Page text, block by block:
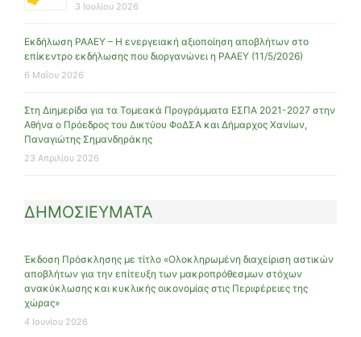
3 Ιουλίου 2026
Εκδήλωση ΡΑΑΕΥ – Η ενεργειακή αξιοποίηση αποβλήτων στο
επίκεντρο εκδήλωσης που διοργανώνει η ΡΑΑΕΥ (11/5/2026)
6 Μαΐου 2026
Στη Διημερίδα για τα Τομεακά Προγράμματα ΕΣΠΑ 2021-2027 στην
Αθήνα ο Πρόεδρος του Δικτύου ΦοΔΣΑ και Δήμαρχος Χανίων,
Παναγιώτης Σημανδηράκης
23 Απριλίου 2026
ΔΗΜΟΣΙΕΥΜΑΤΑ
Έκδοση Πρόσκλησης με τίτλο «Ολοκληρωμένη διαχείριση αστικών
αποβλήτων για την επίτευξη των μακροπρόθεσμων στόχων
ανακύκλωσης και κυκλικής οικονομίας στις Περιφέρειες της
χώρας»
4 Ιουνίου 2026